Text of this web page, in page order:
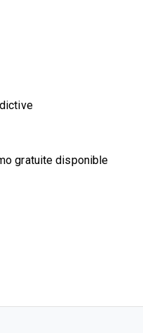
gratuite disponible